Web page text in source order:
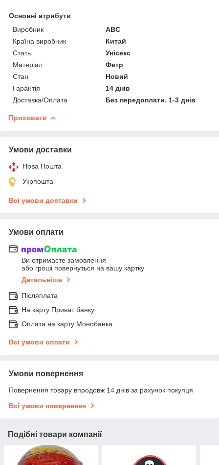
Основні атрибути
Виробник
ABC
Країна виробник
Китай
Стать
Унісекс
Матеріал
Фетр
Стан
Новий
Гарантія
14 днів
Доставка/Оплата
Без передоплати. 1-3 днів
Приховати
Умови доставки
Нова Пошта
Укрпошта
Всі умови доставки
Умови оплати
Ви отримаєте замовлення
або гроші повернуться на вашу картку
Детальніше
Післяплата
На карту Приват банку
Оплата на карту Монобанка
Всі умови оплати
Умови повернення
Повернення товару впродовж 14 днів за рахунок покупця
Всі умови повернення
Подібні товари компанії